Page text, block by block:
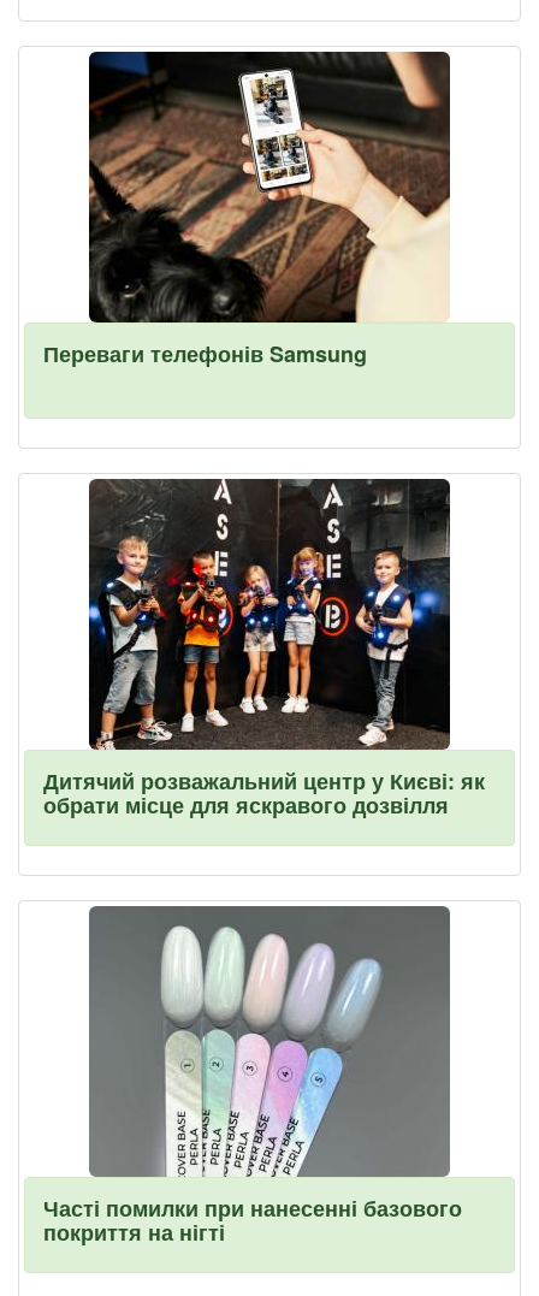
Переваги телефонів Samsung
Дитячий розважальний центр у Києві: як
обрати місце для яскравого дозвілля
Часті помилки при нанесенні базового
покриття на нігті